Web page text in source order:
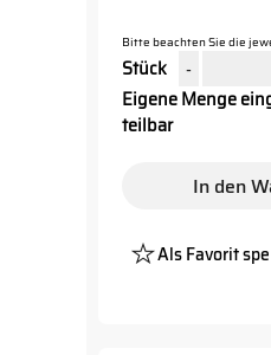
Bitte beachten Sie die
Stück -
Eigene Menge
teilbar
In den
Als Favorit